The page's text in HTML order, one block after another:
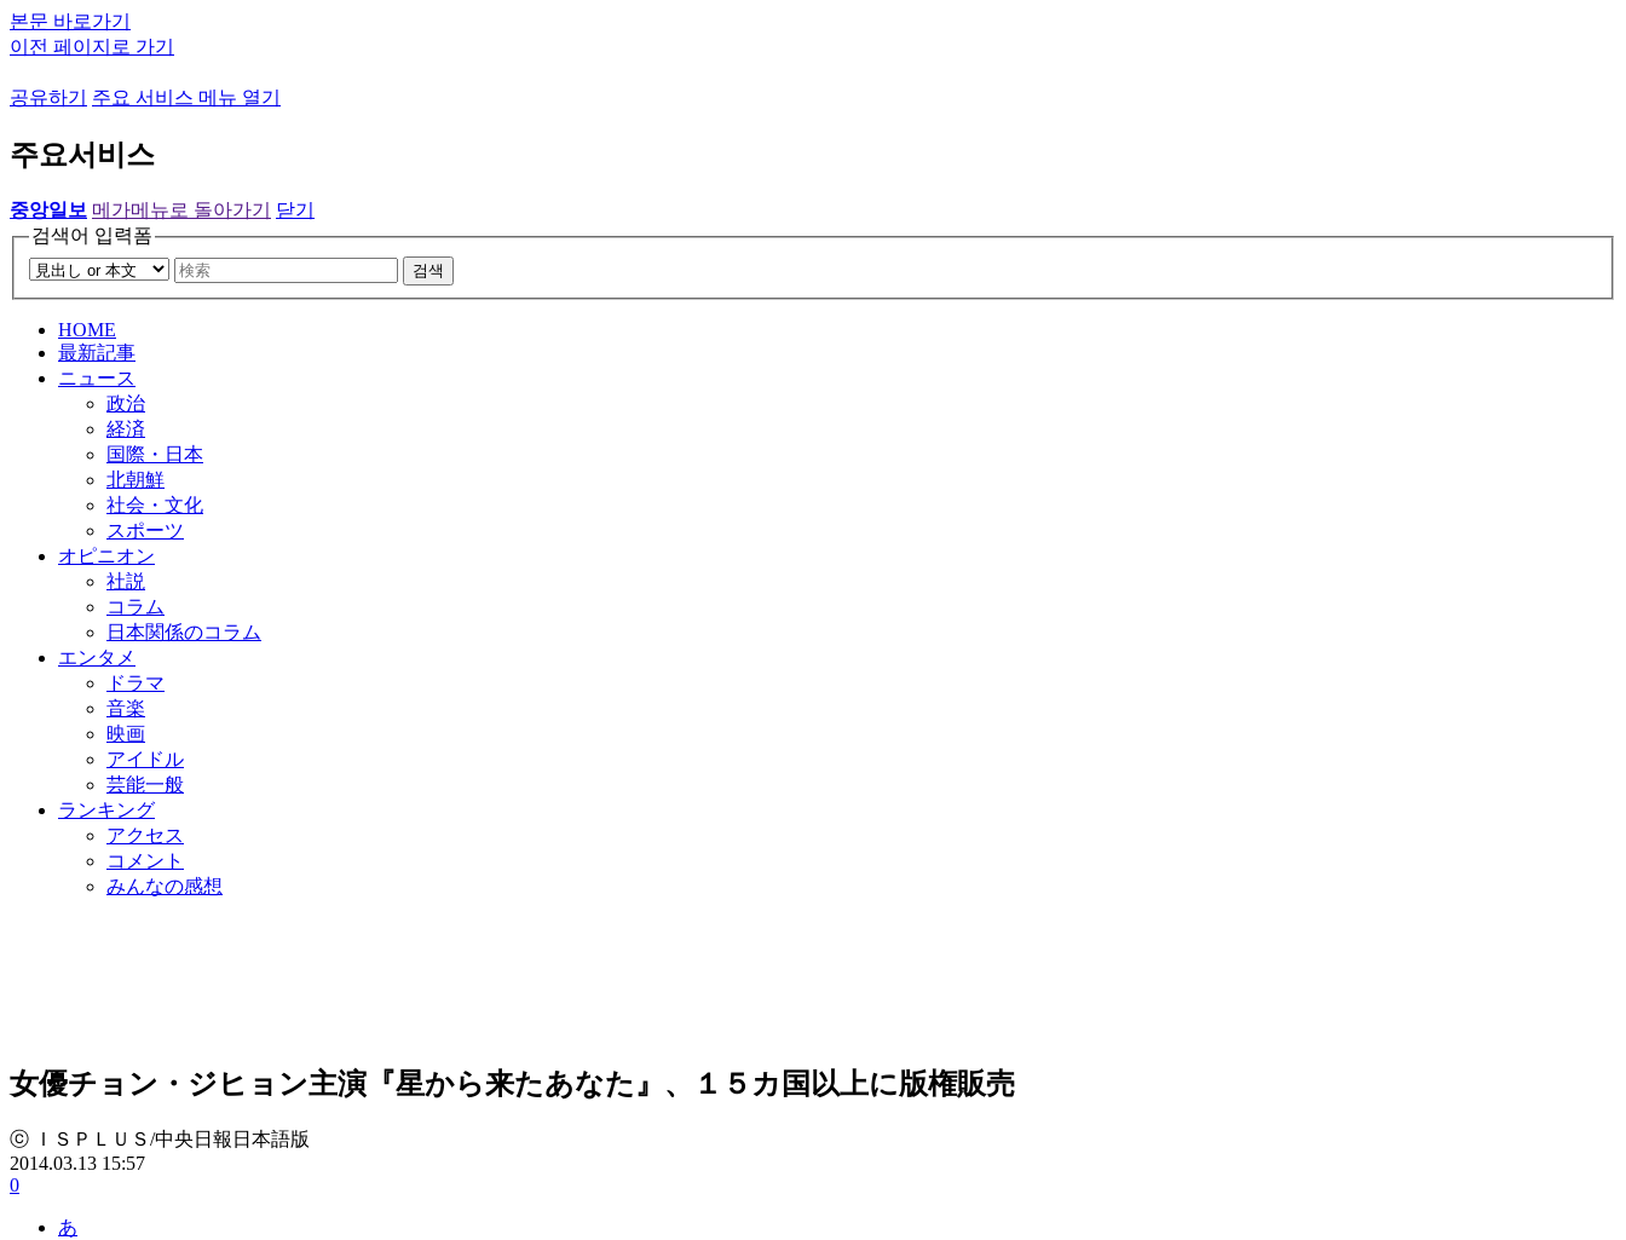
본문 바로가기
이전 페이지로 가기
공유하기 주요 서비스 메뉴 열기
주요서비스
중앙일보 메가메뉴로 돌아가기
닫기
검색어 입력폼
검색
HOME
最新記事
ニュース
政治
経済
国際・日本
北朝鮮
社会・文化
スポーツ
オピニオン
社説
コラム
日本関係のコラム
エンタメ
ドラマ
音楽
映画
アイドル
芸能一般
ランキング
アクセス
コメント
みんなの感想
女優チョン・ジヒョン主演『星から来たあなた』、１５カ国以上に版権販売
ⓒ ＩＳＰＬＵＳ/中央日報日本語版
2014.03.13 15:57
0
あ